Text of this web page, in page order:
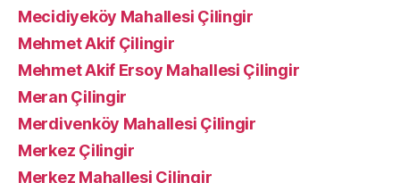
Mecidiyeköy Mahallesi Çilingir
Mehmet Akif Çilingir
Mehmet Akif Ersoy Mahallesi Çilingir
Meran Çilingir
Merdivenköy Mahallesi Çilingir
Merkez Çilingir
Merkez Mahallesi Çilingir